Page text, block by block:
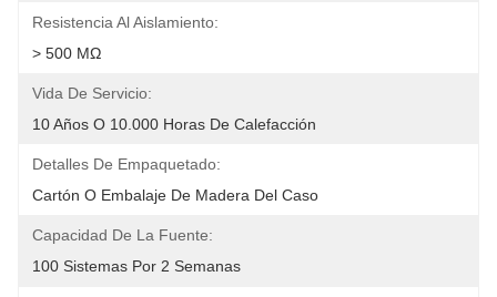
Resistencia Al Aislamiento:
> 500 MΩ
Vida De Servicio:
10 Años O 10.000 Horas De Calefacción
Detalles De Empaquetado:
Cartón O Embalaje De Madera Del Caso
Capacidad De La Fuente:
100 Sistemas Por 2 Semanas